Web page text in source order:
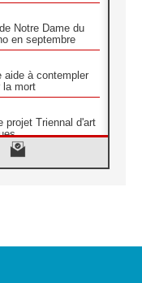
Notre Dame du
en septembre
aide à contempler
la mort
projet Triennal d'art
aux religieuses